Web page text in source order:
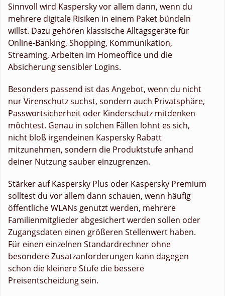
Sinnvoll wird Kaspersky vor allem dann, wenn du
mehrere digitale Risiken in einem Paket bündeln
willst. Dazu gehören klassische Alltagsgeräte für
Online-Banking, Shopping, Kommunikation,
Streaming, Arbeiten im Homeoffice und die
Absicherung sensibler Logins.
Besonders passend ist das Angebot, wenn du nicht
nur Virenschutz suchst, sondern auch Privatsphäre,
Passwortsicherheit oder Kinderschutz mitdenken
möchtest. Genau in solchen Fällen lohnt es sich,
nicht bloß irgendeinen Kaspersky Rabatt
mitzunehmen, sondern die Produktstufe anhand
deiner Nutzung sauber einzugrenzen.
Stärker auf Kaspersky Plus oder Kaspersky Premium
solltest du vor allem dann schauen, wenn häufig
öffentliche WLANs genutzt werden, mehrere
Familienmitglieder abgesichert werden sollen oder
Zugangsdaten einen größeren Stellenwert haben.
Für einen einzelnen Standardrechner ohne
besondere Zusatzanforderungen kann dagegen
schon die kleinere Stufe die bessere
Preisentscheidung sein.